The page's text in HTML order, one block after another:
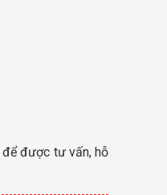
để được tư vấn, hỗ